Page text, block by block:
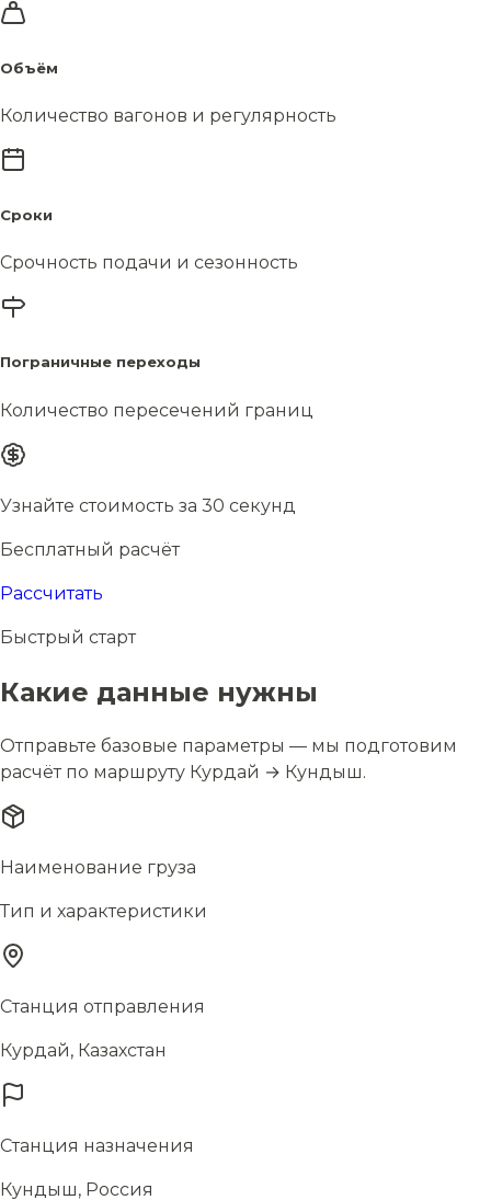
Объём
Количество вагонов и регулярность
Сроки
Срочность подачи и сезонность
Пограничные переходы
Количество пересечений границ
Узнайте стоимость за 30 секунд
Бесплатный расчёт
Рассчитать
Быстрый старт
Какие данные нужны
Отправьте базовые параметры — мы подготовим
расчёт по маршруту Курдай → Кундыш.
Наименование груза
Тип и характеристики
Станция отправления
Курдай, Казахстан
Станция назначения
Кундыш, Россия